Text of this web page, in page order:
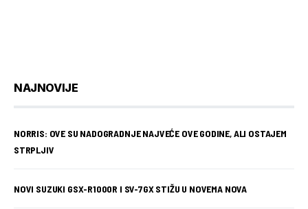
NAJNOVIJE
NORRIS: OVE SU NADOGRADNJE NAJVEĆE OVE GODINE, ALI OSTAJEM
STRPLJIV
NOVI SUZUKI GSX-R1000R I SV-7GX STIŽU U NOVEMA NOVA